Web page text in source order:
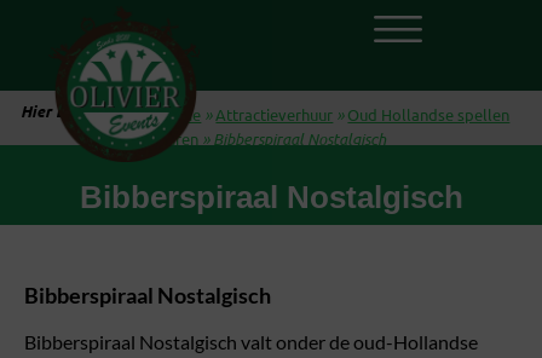
Hier ben je: Home »Attractieverhuur »Oud Hollandse spellen
huren »Bibberspiraal Nostalgisch
Bibberspiraal Nostalgisch
Bibberspiraal Nostalgisch
Bibberspiraal Nostalgisch valt onder de oud-Hollandse